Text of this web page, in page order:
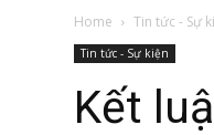
Home Tin tức - Sự
Tin tức - Sự kiện
Kết